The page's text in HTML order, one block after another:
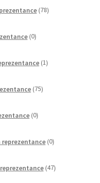
78izdelkov
0izdelkov
1izdelek
75izdelkov
0izdelkov
0izdelkov
47izdelkov